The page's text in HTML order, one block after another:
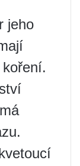
jeho